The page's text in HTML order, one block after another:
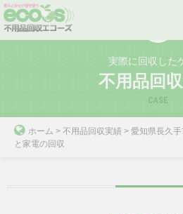
Skip
to
実際に回収した
不用品回
CASE
ホーム > 不用品回収実績 > 愛知県長久
と家電の回収